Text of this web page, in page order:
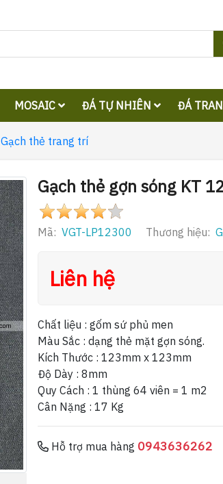
MOSAIC ĐÁ TỰ NHIÊN ĐÁ
Gạch thẻ trang trí
Gạch thẻ gợn sóng KT
Mã: VGT-LP12300 Thương hiệu:
Liên hệ
Chất liệu : gốm sứ phủ men
Màu Sắc : dạng thẻ mặt gợn sóng.
Kích Thước : 123mm x 123mm
Độ Dày : 8mm
Quy Cách : 1 thùng 64 viên = 1 m2
Cân Nặng : 17 Kg
Hỗ trợ mua hàng 0943636262